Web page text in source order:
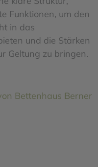
Funktionen, um den
in das
und die Stärken
Geltung zu bringen.
Bettenhaus Berner